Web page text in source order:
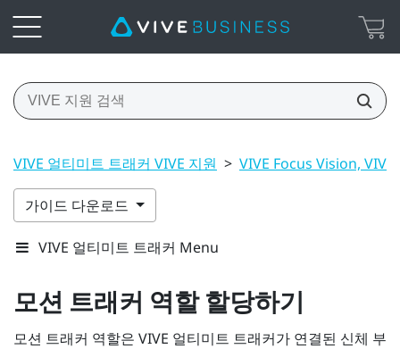
VIVE 얼티미트 트래커 VIVE 지원 > VIVE Focus Vision,
가이드 다운로드
VIVE 얼티미트 트래커 Menu
모션 트래커 역할 할당하기
모션 트래커 역할은 VIVE 얼티미트 트래커가 연결된 신체 부